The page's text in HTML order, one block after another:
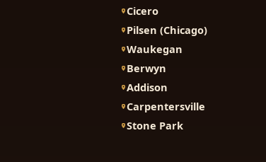
Cicero
Pilsen (Chicago)
Waukegan
Berwyn
Addison
Carpentersville
Stone Park